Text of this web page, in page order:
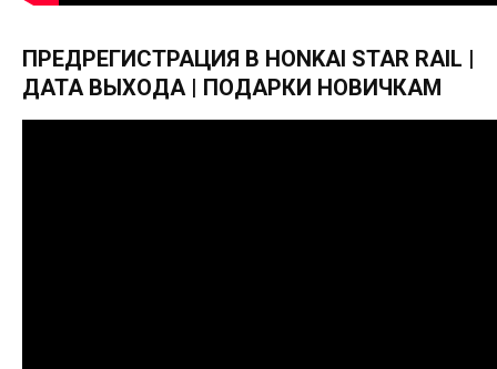
ПРЕДРЕГИСТРАЦИЯ В HONKAI STAR RAIL |
ДАТА ВЫХОДА | ПОДАРКИ НОВИЧКАМ